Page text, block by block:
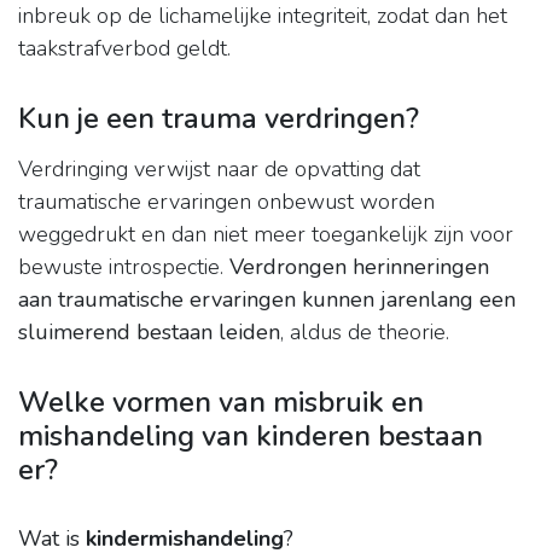
inbreuk op de lichamelijke integriteit, zodat dan het
taakstrafverbod geldt.
Kun je een trauma verdringen?
Verdringing verwijst naar de opvatting dat
traumatische ervaringen onbewust worden
weggedrukt en dan niet meer toegankelijk zijn voor
bewuste introspectie. Verdrongen herinneringen
aan traumatische ervaringen kunnen jarenlang een
sluimerend bestaan leiden, aldus de theorie.
Welke vormen van misbruik en
mishandeling van kinderen bestaan
er?
Wat is kindermishandeling?